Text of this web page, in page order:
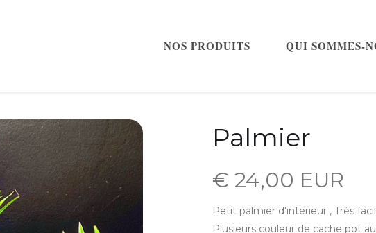
NOS PRODUITS QUI SOMMES-
Palmier
€ 24,00 EUR
Petit palmier d'intérieur , Très
Plusieurs couleur de cache pot